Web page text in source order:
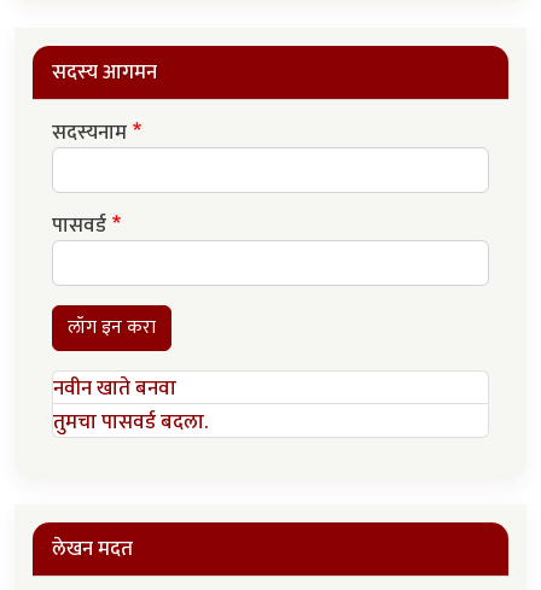
सदस्य आगमन
सदस्यनाम
पासवर्ड
लॉग इन करा
नवीन खाते बनवा
तुमचा पासवर्ड बदला.
लेखन मदत